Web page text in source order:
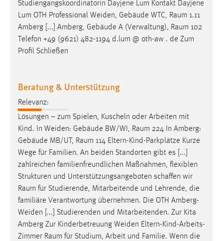
Studiengangskoordinatorin Dayjene Lum Kontakt Dayjene
Lum OTH Professional Weiden, Gebäude WTC, Raum 1.11
Amberg [...] Amberg, Gebäude A (Verwaltung), Raum 102
Telefon +49 (9621) 482-1194 d.lum @ oth-aw . de Zum
Profil Schließen
Beratung & Unterstützung
Relevanz:
Lösungen – zum Spielen, Kuscheln oder Arbeiten mit
Kind. In Weiden: Gebäude BW/WI, Raum 224 In Amberg:
Gebäude MB/UT, Raum 114 Eltern-Kind-Parkplätze Kurze
Wege für Familien. An beiden Standorten gibt es [...]
zahlreichen familienfreundlichen Maßnahmen, flexiblen
Strukturen und Unterstützungsangeboten schaffen wir
Raum für Studierende, Mitarbeitende und Lehrende, die
familiäre Verantwortung übernehmen. Die OTH Amberg-
Weiden [...] Studierenden und Mitarbeitenden. Zur Kita
Amberg Zur Kinderbetreuung Weiden Eltern-Kind-Arbeits-
Zimmer Raum für Studium, Arbeit und Familie. Wenn die